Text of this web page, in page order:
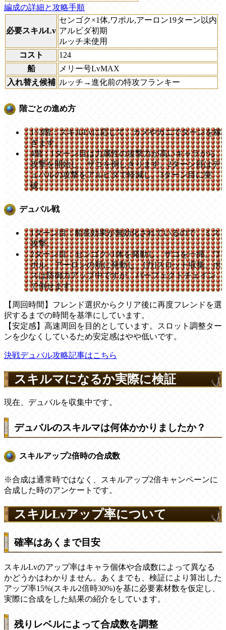
編成の詳細と攻略手順
必要スキルLv
センゴク×1体,ワポル,アーロン19ターン以内
アルビダ初期
ルッチ未使用
コスト
124
船
メリー号LvMAX
入れ替え候補 ルッチ→進化前の特攻フランキー
階ごとの進め方
1~3階：スキルLvに応じて、カメやカニでターンを稼
ぎます。
4階：1ターン目は力属性の攻撃力が高いキャラから
攻撃を開始し、ザコを倒しきります。2ターン目はデ
ュバルの攻撃をアルビダで軽減し、3ターン目に突
破。
デュバル戦
1ターン目：船長効果が無効化されているので、ミス
攻撃。
2ターン目：センゴク×1体を発動し、ザコを一掃。ワ
ポル、アーロンの順に発動し、[力]スロット収集。ボ
スは防御力アップ中ですが、パーフェクトチェイン
で倒せます。
【周回時間】フレンド選択からクリア後に再度フレンドを選
択するまでの時間を基準にしています。
【安定感】高速周回を目的としています。スロット調整ター
ンを少なくしているため安定感はやや低いです。
決戦デュバル攻略記事はこちら
スキルマになるか実際に検証
現在、デュバルを収集中です。
デュバルのスキルマは何体かかりましたか？
スキルアップ2倍時の合成数
※合成は通常時ではなく、スキルアップ2倍キャンペーンに
合成した時のアンケートです。
スキルLvアップ率について
確率はあくまで目安
スキルLvのアップ率はキャラ個体や合成数によって異なる
かどうかはわかりません。あくまでも、検証により算出した
アップ率15%(スキル2倍時30%)を基に必要素材数を仮定し、
実際に合成をした結果の紹介をしています。
残りレベルによって合成数を調整